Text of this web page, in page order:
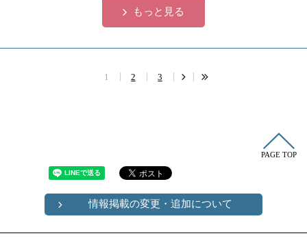
もっと見る
1 2 3
PAGE TOP
情報掲載の変更・追加について